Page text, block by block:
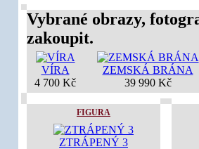
Vybrané obrazy,
zakoupit.
VÍRA
4 700 Kč
ZEMSKÁ BRÁNA
39 990 Kč
FIGURA
ZTRÁPENÝ 3